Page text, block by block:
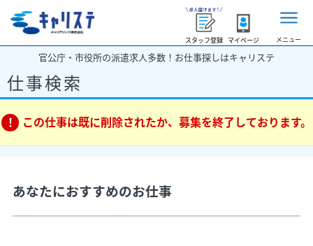
スタッフ登録 マイページ メニュー
官公庁・市役所の派遣求人多数！お仕事探しはキャリステ
仕事検索
この仕事は既に削除されたか、募集を終了しております。
あなたにおすすめのお仕事